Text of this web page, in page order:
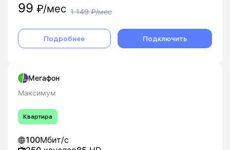
99 ₽/мес 1 149₽/мес
Подробнее Подключить
Мегафон
Максимум
Квартира
100Мбит/с